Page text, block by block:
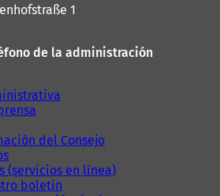
1
de la administración
del Consejo
(servicios en línea)
boletín